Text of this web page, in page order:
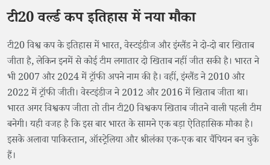
टी20 वर्ल्ड कप इतिहास में नया मौका
टी20 विश्व कप के इतिहास में भारत, वेस्टइंडीज और इंग्लैंड ने दो-दो बार खिताब
जीता है, लेकिन इनमें से कोई टीम लगातार दो खिताब नहीं जीत सकी है। भारत ने
भी 2007 और 2024 में ट्रॉफी अपने नाम की है। वहीं, इंग्लैंड ने 2010 और
2022 में ट्रॉफी जीती। वेस्टइंडीज ने 2012 और 2016 में खिताब जीता था।
भारत अगर विश्वकप जीता तो तीन टी20 विश्वकप खिताब जीतने वाली पहली टीम
बनेगी। यही वजह है कि इस बार भारत के सामने एक बड़ा ऐतिहासिक मौका है।
इसके अलावा पाकिस्तान, ऑस्ट्रेलिया और श्रीलंका एक-एक बार चैंपियन बन चुके
हैं।